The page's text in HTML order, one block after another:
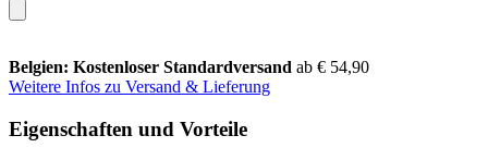
Belgien: Kostenloser Standardversand ab € 54,90
Weitere Infos zu Versand & Lieferung
Eigenschaften und Vorteile